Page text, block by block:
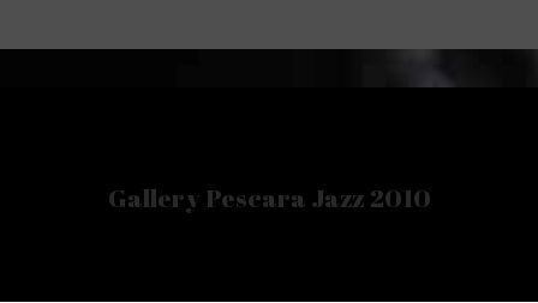
Gallery Pescara Jazz 2010